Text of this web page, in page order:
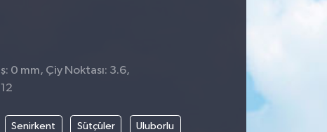
0 mm, Çiy Noktası: 3.6,
Senirkent Sütçüler Uluborlu